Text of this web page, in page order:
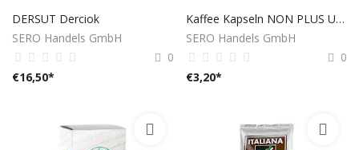
DERSUT Derciok
SERO Handels GmbH
0
€16,50*
Kaffee Kapseln NON PLUS ULTRA
SERO Handels GmbH
0
€3,20*